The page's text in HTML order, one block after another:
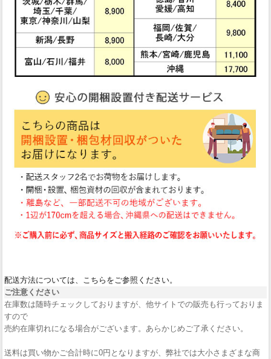
配送方法については、こちらをご参照ください。
ご注意ください
在庫数は随時チェックしておりますが、他サイトでの販売も行っておりま
すので
売約在庫切れになる場合がございます。あらかじめご了承ください。
送料は買い物かご合計時に0円となりますが、弊社では大小さまざまな商